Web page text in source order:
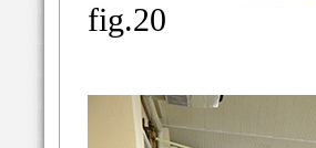
fig.20